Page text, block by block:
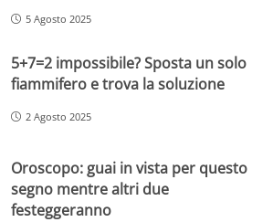
5 Agosto 2025
5+7=2 impossibile? Sposta un solo
fiammifero e trova la soluzione
2 Agosto 2025
Oroscopo: guai in vista per questo
segno mentre altri due
festeggeranno